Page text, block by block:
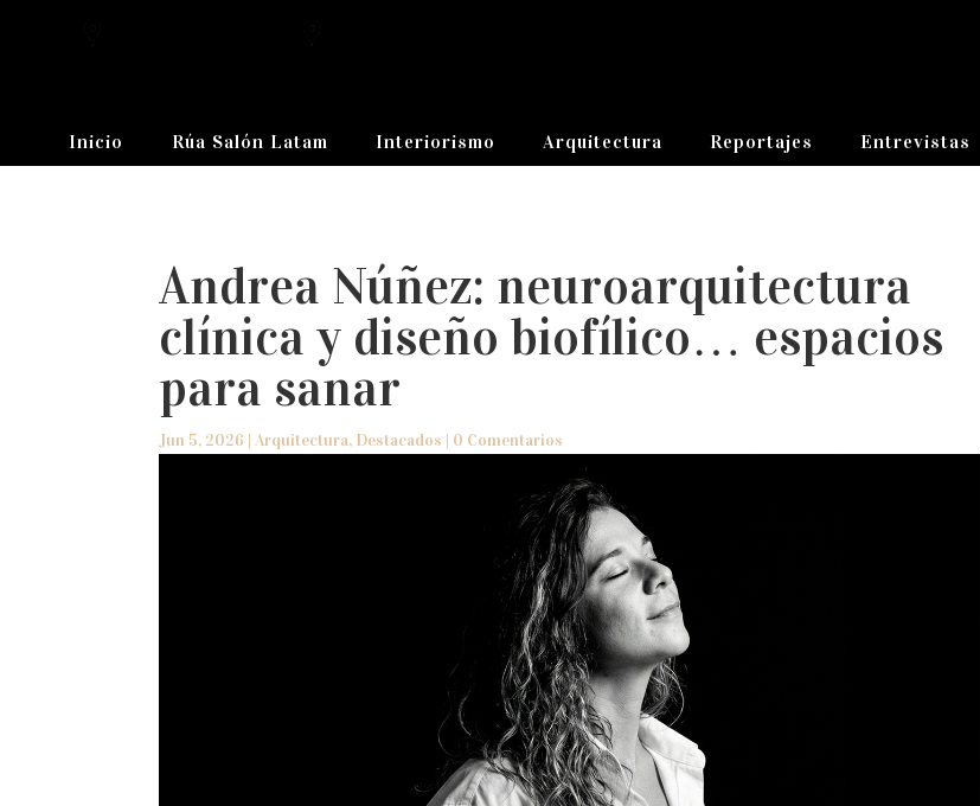
Inicio Rúa Salón Latam Interiorismo Arquitectura Reportajes Entrevistas
Andrea Núñez: neuroarquitectura
clínica y diseño biofílico… espacios
para sanar
Jun 5, 2026 |Arquitectura, Destacados | 0 Comentarios